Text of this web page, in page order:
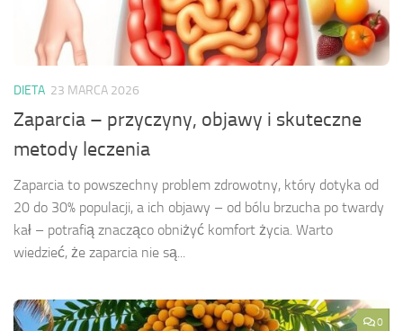
DIETA 23 MARCA 2026
Zaparcia – przyczyny, objawy i skuteczne
metody leczenia
Zaparcia to powszechny problem zdrowotny, który dotyka od
20 do 30% populacji, a ich objawy – od bólu brzucha po twardy
kał – potrafią znacząco obniżyć komfort życia. Warto
wiedzieć, że zaparcia nie są...
0